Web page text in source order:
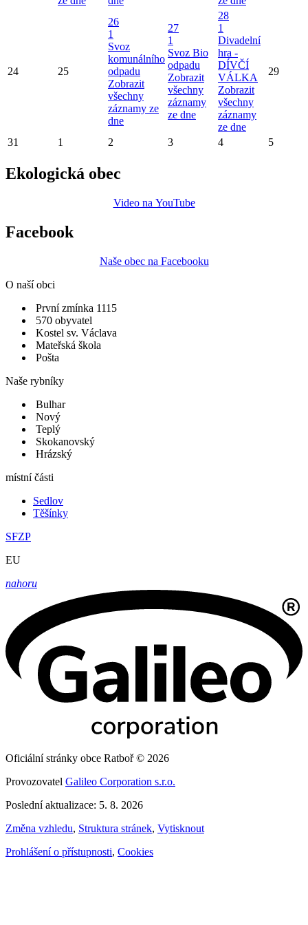
24 25
26
1
Svoz
komunálního
odpadu
Zobrazit
všechny
záznamy ze
dne
27
1
Svoz Bio
odpadu
Zobrazit
všechny
záznamy
ze dne
28
1
Divadelní
hra -
DÍVČÍ
VÁLKA
Zobrazit
všechny
záznamy
ze dne
29
31 1 2 3 4 5
Ekologická obec
Video na YouTube
Facebook
Naše obec na Facebooku
O naší obci
První zmínka 1115
570 obyvatel
Kostel sv. Václava
Mateřská škola
Pošta
Naše rybníky
Bulhar
Nový
Teplý
Skokanovský
Hrázský
místní části
Sedlov
Těšínky
SFZP
EU
nahoru
Oficiální stránky obce Ratboř © 2026
Provozovatel Galileo Corporation s.r.o.
Poslední aktualizace: 5. 8. 2026
Změna vzhledu, Struktura stránek, Vytisknout
Prohlášení o přístupnosti, Cookies